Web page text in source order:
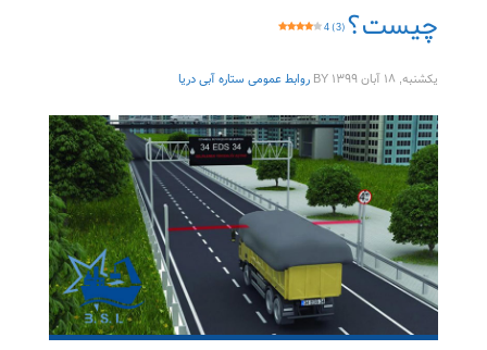
چیست؟ 4 (3)
یکشنبه, ۱۸ آبان ۱۳۹۹ BY روابط عمومی ستاره آبی دریا